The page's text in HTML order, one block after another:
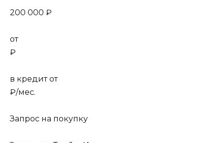
200 000 ₽
от
₽
в кредит от
₽/мес.
Запрос на покупку